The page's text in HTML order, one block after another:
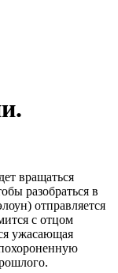
вращаться
разобраться в
отправляется
с отцом
ужасающая